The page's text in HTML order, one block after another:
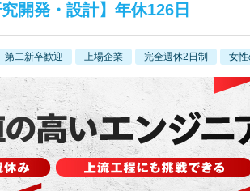
開発・設計】年休126日
第二新卒歓迎 上場企業 完全週休2日制 女